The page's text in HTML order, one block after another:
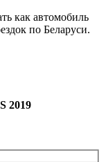
как автомобиль
по Беларуси.
2019